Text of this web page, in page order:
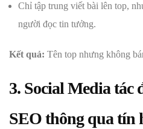
Chỉ tập trung viết bài lên top,
người đọc tin tưởng.
Kết quả: Tên top nhưng không
3. Social Media tác
SEO thông qua tín